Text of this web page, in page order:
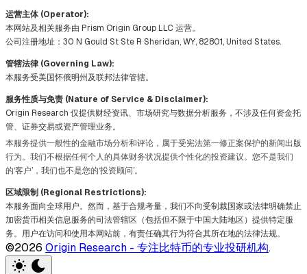
运营主体 (Operator):
本网站及相关服务由 Prism Origin Group LLC 运营。
公司注册地址：30 N Gould St Ste R Sheridan, WY, 82801, United States.
管辖法律 (Governing Law):
本服务受美国怀俄明州及联邦法律管辖。
服务性质与免责 (Nature of Service & Disclaimer):
Origin Research 仅提供财经资讯、市场研究与数据分析服务，不涉及任何资金托
管、证券交易或资产管理业务。
本服务提供一般性的金融市场分析和评论，属于受宪法第一修正案保护的新闻出版
行为。我们不根据任何个人的具体财务状况提供个性化的投资建议。您不是我们
的‘客户’，我们也不是您的‘投资顾问’。
区域限制 (Regional Restrictions):
本服务面向全球用户。然而，基于合规考量，我们不向受制裁国家或法律明确禁止
加密货币相关信息服务的司法管辖区（包括但不限于中国大陆地区）提供特定服
务。用户在访问和使用本网站前，有责任确其行为符合其所在地的法律法规。
©2026 Origin Research - 专注比特币的专业投研机构.